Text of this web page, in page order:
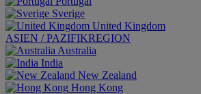
Sverige
United Kingdom
ASIEN / PAZIFIKREGION
Australia
India
New Zealand
Hong Kong